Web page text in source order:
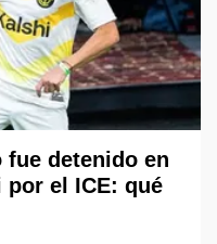
detenido en
por el ICE: qué